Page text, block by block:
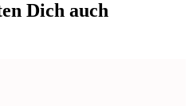
Dich auch